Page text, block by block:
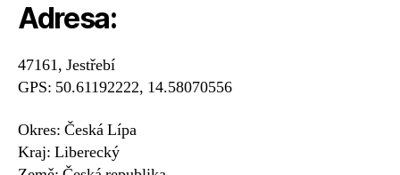
Adresa:
47161, Jestřebí
GPS: 50.61192222, 14.58070556
Okres: Česká Lípa
Kraj: Liberecký